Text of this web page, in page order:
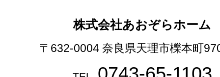
株式会社あおぞらホーム
〒632-0004 奈良県天理市櫟本町